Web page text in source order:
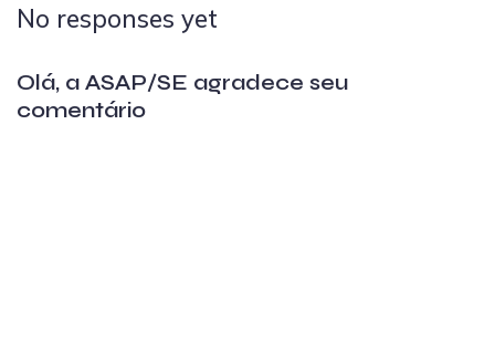
No responses yet
Olá, a ASAP/SE agradece seu
comentário